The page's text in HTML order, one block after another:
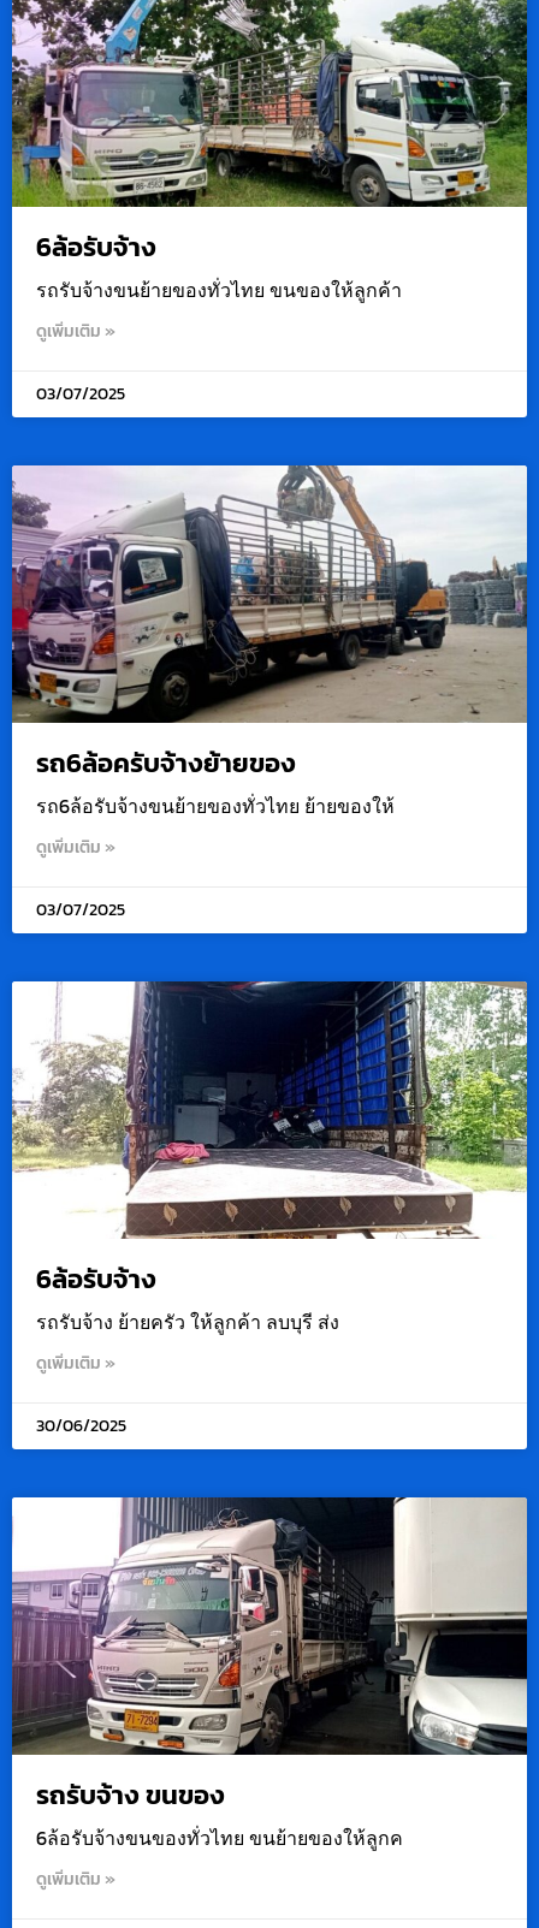
6ล้อรับจ้าง
รถรับจ้างขนย้ายของทั่วไทย ขนของให้ลูกค้า
ดูเพิ่มเติม »
03/07/2025
รถ6ล้อครับจ้างย้ายของ
รถ6ล้อรับจ้างขนย้ายของทั่วไทย ย้ายของให้
ดูเพิ่มเติม »
03/07/2025
6ล้อรับจ้าง
รถรับจ้าง ย้ายครัว ให้ลูกค้า ลบบุรี ส่ง
ดูเพิ่มเติม »
30/06/2025
รถรับจ้าง ขนของ
6ล้อรับจ้างขนของทั่วไทย ขนย้ายของให้ลูกค
ดูเพิ่มเติม »